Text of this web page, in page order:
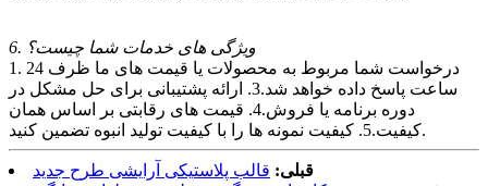
6. ویژگی های خدمات شما چیست؟
1. درخواست شما مربوط به محصولات یا قیمت های ما ظرف 24
ساعت پاسخ داده خواهد شد.3. ارائه پشتیبانی برای حل مشکل در
دوره برنامه یا فروش.4. قیمت های رقابتی بر اساس همان
کیفیت.5. کیفیت نمونه ها را با کیفیت تولید انبوه تضمین کنید.
قبلی: قالب پلاستیکی آرایشی طرح جدید